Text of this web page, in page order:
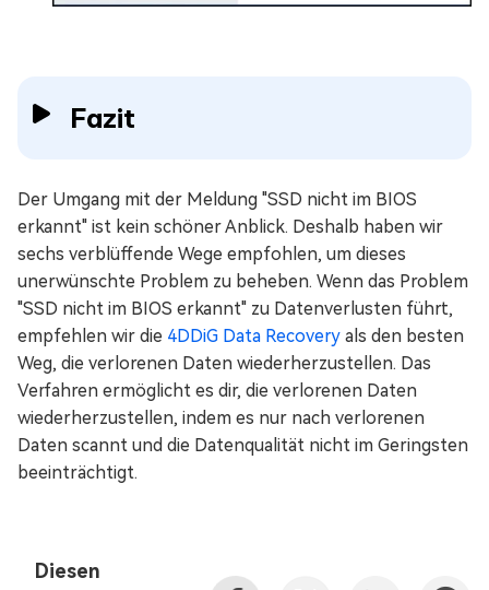
Fazit
Der Umgang mit der Meldung "SSD nicht im BIOS
erkannt" ist kein schöner Anblick. Deshalb haben wir
sechs verblüffende Wege empfohlen, um dieses
unerwünschte Problem zu beheben. Wenn das Problem
"SSD nicht im BIOS erkannt" zu Datenverlusten führt,
empfehlen wir die 4DDiG Data Recovery als den besten
Weg, die verlorenen Daten wiederherzustellen. Das
Verfahren ermöglicht es dir, die verlorenen Daten
wiederherzustellen, indem es nur nach verlorenen
Daten scannt und die Datenqualität nicht im Geringsten
beeinträchtigt.
Diesen